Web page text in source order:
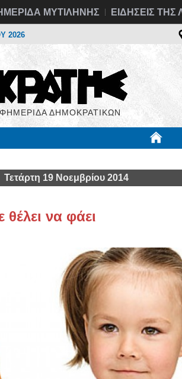
ΜΥΤΙΛΗΝΗΣ ΕΙΔΗΣΕΙΣ ΤΗΣ
2026
ΔΗΜΟΚΡΑΤΙΚΩΝ
Τετάρτη 19 Νοεμβρίου 2014
να φάει